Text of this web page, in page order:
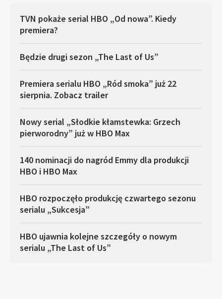
TVN pokaże serial HBO „Od nowa”. Kiedy
premiera?
Będzie drugi sezon „The Last of Us”
Premiera serialu HBO „Ród smoka” już 22
sierpnia. Zobacz trailer
Nowy serial „Słodkie kłamstewka: Grzech
pierworodny” już w HBO Max
140 nominacji do nagród Emmy dla produkcji
HBO i HBO Max
HBO rozpoczęło produkcję czwartego sezonu
serialu „Sukcesja”
HBO ujawnia kolejne szczegóły o nowym
serialu „The Last of Us”